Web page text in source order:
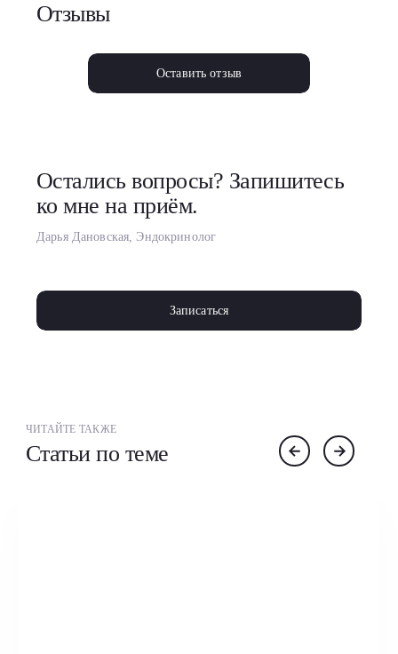
Отзывы
Оставить отзыв
Остались вопросы? Запишитесь
ко мне на приём.
Дарья Дановская, Эндокринолог
Записаться
ЧИТАЙТЕ ТАКЖЕ
Статьи по теме